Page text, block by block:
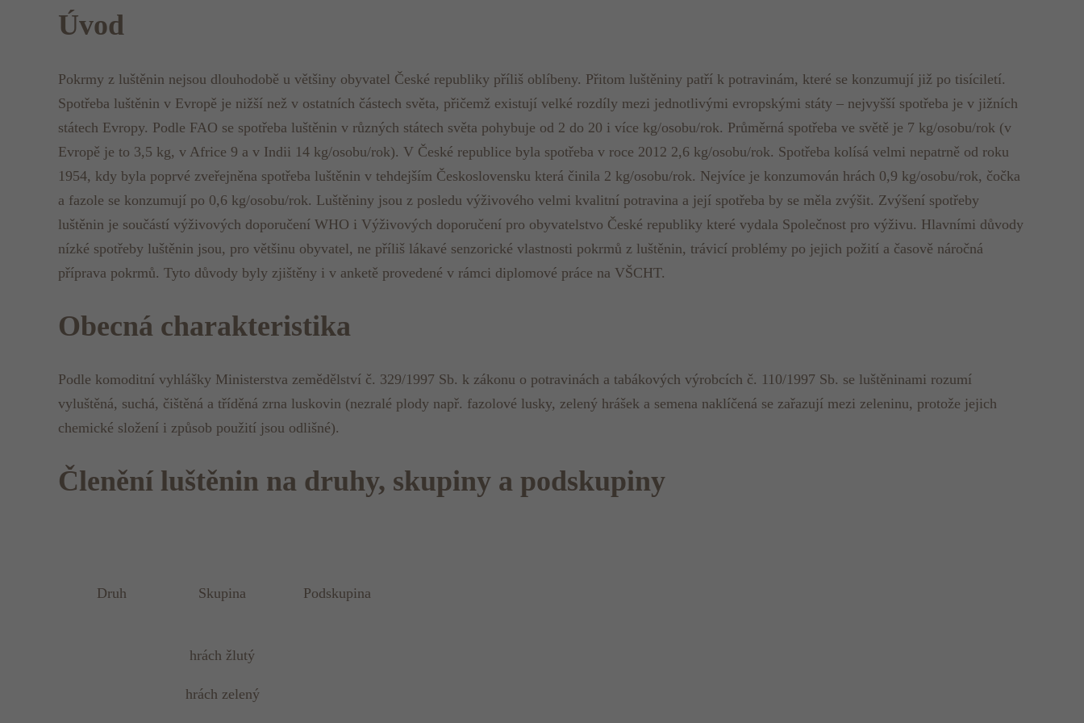
Úvod
Pokrmy z luštěnin nejsou dlouhodobě u většiny obyvatel České republiky příliš oblíbeny. Přitom luštěniny patří k potravinám, které se konzumují již po tisíciletí.
Spotřeba luštěnin v Evropě je nižší než v ostatních částech světa, přičemž existují velké rozdíly mezi jednotlivými evropskými státy – nejvyšší spotřeba je v jižních
státech Evropy. Podle FAO se spotřeba luštěnin v různých státech světa pohybuje od 2 do 20 i více kg/osobu/rok. Průměrná spotřeba ve světě je 7 kg/osobu/rok (v
Evropě je to 3,5 kg, v Africe 9 a v Indii 14 kg/osobu/rok). V České republice byla spotřeba v roce 2012 2,6 kg/osobu/rok. Spotřeba kolísá velmi nepatrně od roku
1954, kdy byla poprvé zveřejněna spotřeba luštěnin v tehdejším Československu která činila 2 kg/osobu/rok. Nejvíce je konzumován hrách 0,9 kg/osobu/rok, čočka
a fazole se konzumují po 0,6 kg/osobu/rok. Luštěniny jsou z posledu výživového velmi kvalitní potravina a její spotřeba by se měla zvýšit. Zvýšení spotřeby
luštěnin je součástí výživových doporučení WHO i Výživových doporučení pro obyvatelstvo České republiky které vydala Společnost pro výživu. Hlavními důvody
nízké spotřeby luštěnin jsou, pro většinu obyvatel, ne příliš lákavé senzorické vlastnosti pokrmů z luštěnin, trávicí problémy po jejich požití a časově náročná
příprava pokrmů. Tyto důvody byly zjištěny i v anketě provedené v rámci diplomové práce na VŠCHT.
Obecná charakteristika
Podle komoditní vyhlášky Ministerstva zemědělství č. 329/1997 Sb. k zákonu o potravinách a tabákových výrobcích č. 110/1997 Sb. se luštěninami rozumí
vyluštěná, suchá, čištěná a tříděná zrna luskovin (nezralé plody např. fazolové lusky, zelený hrášek a semena naklíčená se zařazují mezi zeleninu, protože jejich
chemické složení i způsob použití jsou odlišné).
Členění luštěnin na druhy, skupiny a podskupiny
Druh Skupina Podskupina
hrách žlutý
hrách zelený